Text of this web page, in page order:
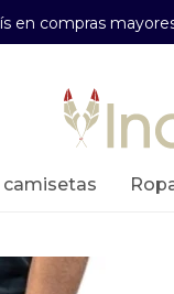
en compras
camisetas